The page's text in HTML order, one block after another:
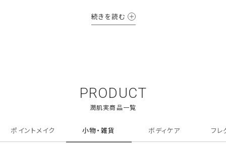
続きを読む
年齢を重ねた肌にたっぷりの潤いを与え、
PRODUCT
ポイントメイク 小物・雑貨 ボディケア フレ